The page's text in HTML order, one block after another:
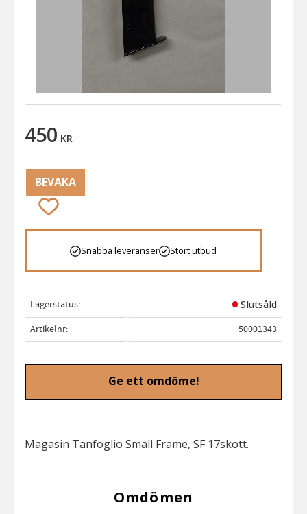
450 KR
Lägg till i favoriter
BEVAKA
Snabba leveranser Stort utbud
Lagerstatus
Slutsåld
Artikelnr
50001343
Ge ett omdöme!
Magasin Tanfoglio Small Frame, SF 17skott.
Omdömen